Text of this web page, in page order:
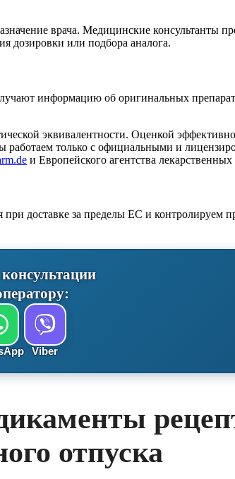
врача. Медицинские консультанты
дозировки или подбора аналога.
информацию об оригинальных
эквивалентности. Оценкой
работаем только с официальными и
и Европейского агентства
доставке за пределы ЕС и контролируем
Viber
отпуска